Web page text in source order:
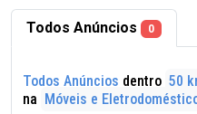
Todos Anúncios 0
Todos Anúncios dentro 50
na Móveis e